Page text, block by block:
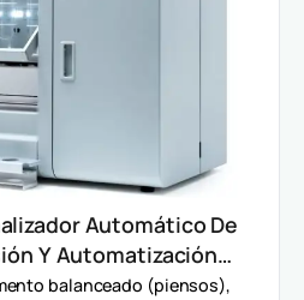
Automático De
Y Automatización
balanceado (piensos),